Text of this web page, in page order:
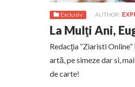
Exclusiv AUTHOR:
La Mulţi Ani,
Redacţia “Ziaristi
artă, pe simeze dar si,
de carte!